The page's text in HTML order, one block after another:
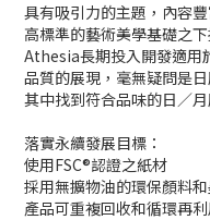
具有吸引力的主題，內容
高標準的藝術美學基礎之
Athesia長期投入開發適用
品質的展現，毫無疑問是
其中找到符合品味的日／月
落實永續發展目標：
使用FSC®認證之紙材
採用無擴物油的環保顏料
產品可重複回收和循環再